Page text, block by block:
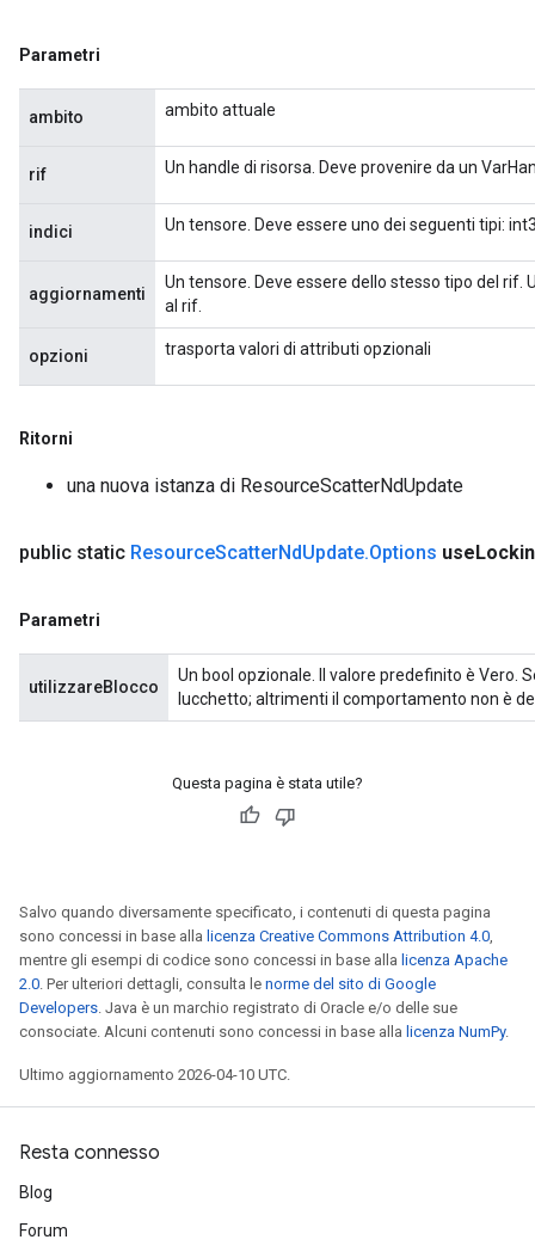
Parametri
ambito ambito attuale
rif Un handle di risorsa. Deve provenire da un
indici Un tensore. Deve essere uno dei seguenti tipi:
aggiornamenti
Un tensore. Deve essere dello stesso tipo del
al rif.
opzioni trasporta valori di attributi opzionali
Ritorni
una nuova istanza di ResourceScatterNdUpdate
public static ResourceScatterNdUpdate.Options use
Parametri
utilizzareBlocco
Un bool opzionale. Il valore predefinito è Vero.
lucchetto; altrimenti il ​​comportamento non è
Questa pagina è stata utile?
Salvo quando diversamente specificato, i contenuti di questa pagina
sono concessi in base alla licenza Creative Commons Attribution 4.0,
mentre gli esempi di codice sono concessi in base alla licenza Apache
2.0. Per ulteriori dettagli, consulta le norme del sito di Google
Developers. Java è un marchio registrato di Oracle e/o delle sue
consociate. Alcuni contenuti sono concessi in base alla licenza NumPy.
Ultimo aggiornamento 2026-04-10 UTC.
Resta connesso
Blog
Forum